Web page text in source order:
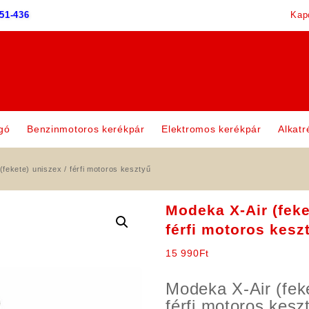
436
Benzinmotoros kerékpár Elektromos kerékpár
uniszex / férfi motoros kesztyű
Modeka X-Air
férfi motoros
15 990Ft
Modeka X-Air